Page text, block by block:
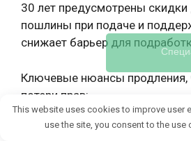
30 лет предусмотрены скидки
пошлины при подаче и
снижает барьер для
Ключевые нюансы
потери прав:
Заявку на продление
This website uses cookies to improve user
use the site, you consent to the